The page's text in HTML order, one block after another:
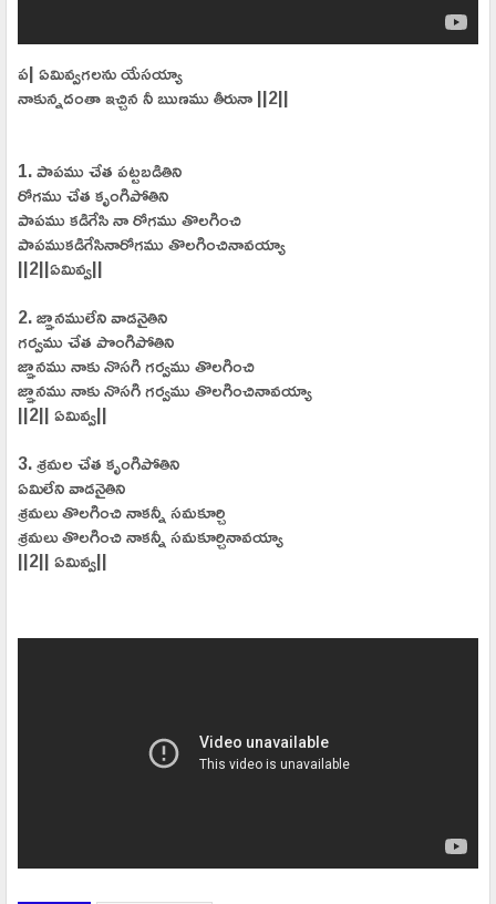
ప| ఏమివ్వగలను యేసయ్యా
నాకున్నదంతా ఇచ్చిన నీ ఋణము తీరునా ||2||
1. పాపము చేత పట్టబడితిని
రోగము చేత కృంగిపోతిని
పాపము కడిగేసి నా రోగము తొలగించి
పాపముకడిగేసినారోగము తొలగించినావయ్యా
||2||ఏమివ్వ||
2. జ్ఞానములేని వాడనైతిని
గర్వము చేత పొంగిపోతిని
జ్ఞానము నాకు నొసగి గర్వము తొలగించి
జ్ఞానము నాకు నొసగి గర్వము తొలగించినావయ్యా
||2|| ఏమివ్వ||
3. శ్రమల చేత కృంగిపోతిని
ఏమిలేని వాడనైతిని
శ్రమలు తొలగించి నాకన్నీ సమకూర్చి
శ్రమలు తొలగించి నాకన్నీ సమకూర్చినావయ్యా
||2|| ఏమివ్వ||